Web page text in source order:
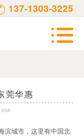
137-1303-3225
莞华惠
658
滨城市，这里有中国北